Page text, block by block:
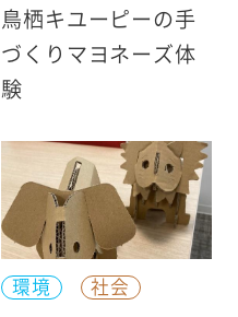
鳥栖キユーピーの手
づくりマヨネーズ体
験
環境
社会